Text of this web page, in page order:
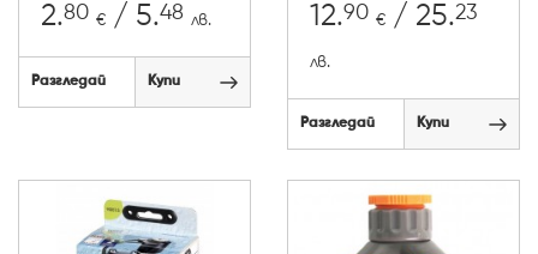
2.80 € / 5.48 лв.
Разгледай Купи
12.90 € / 25.23
лв.
Разгледай Купи